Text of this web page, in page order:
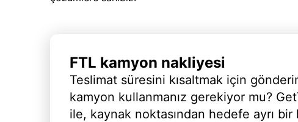
FTL kamyon nakliyesi
Teslimat süresini kısaltmak için
kamyon kullanmanız gerekiyor mu?
ile, kaynak noktasından hedefe ayrı